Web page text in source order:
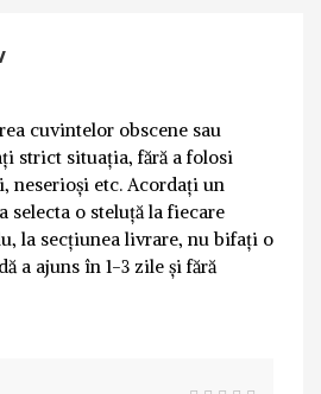
cuvintelor obscene sau
strict situația, fără a folosi
neserioși etc. Acordați un
selecta o steluță la fiecare
la secțiunea livrare, nu bifați o
a ajuns în 1-3 zile și fără